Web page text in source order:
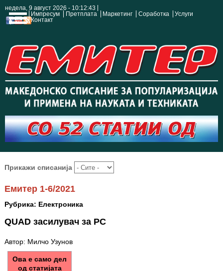
недела, 9 август 2026 - 10:12:44
Импресум
Претплата Маркетинг Соработка
Услуги
Контакт
Прикажи списанија
Емитер 1-6/2021
Рубрика: Електроника
QUAD засилувач за PC
Автор: Милчо Узунов
Ова е само дел
од статијата